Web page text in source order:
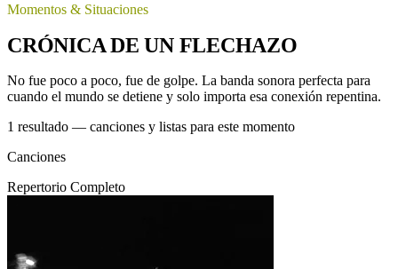
Momentos & Situaciones
CRÓNICA DE UN FLECHAZO
No fue poco a poco, fue de golpe. La banda sonora perfecta para
cuando el mundo se detiene y solo importa esa conexión repentina.
1 resultado — canciones y listas para este momento
Canciones
Repertorio Completo